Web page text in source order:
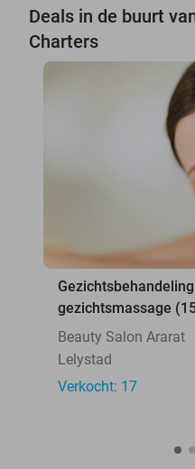
Deals in de buurt
Charters
gezichtsmassage
Beauty Salon Ararat
Lelystad
Verkocht: 17